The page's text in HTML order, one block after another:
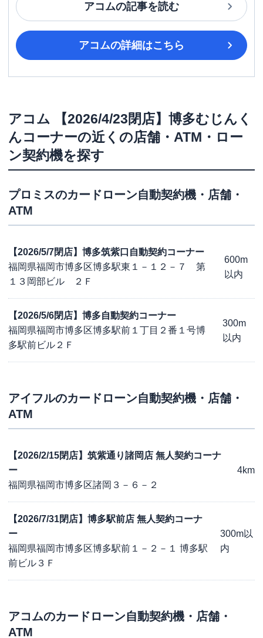
アコムの記事を読む
アコムの詳細はこちら
アコム
【2026/4/23閉店】博多むじんく
んコーナーの近くの店舗・ATM・ロー
ン契約機を探す
プロミスのカードローン自動契約機・店舗・
ATM
【2026/5/7閉店】博多筑紫口自動契約コーナー
福岡県福岡市博多区博多駅東１－１２－７ 第
１３岡部ビル ２Ｆ
600m
以内
【2026/5/6閉店】博多自動契約コーナー
福岡県福岡市博多区博多駅前１丁目２番１号博
多駅前ビル２Ｆ
300m
以内
アイフルのカードローン自動契約機・店舗・
ATM
【2026/2/15閉店】筑紫通り諸岡店 無人契約コーナ
ー
福岡県福岡市博多区諸岡３－６－２
4km
【2026/7/31閉店】博多駅前店 無人契約コーナ
ー
福岡県福岡市博多区博多駅前１－２－１ 博多駅
前ビル３Ｆ
300m以
内
アコムのカードローン自動契約機・店舗・
ATM